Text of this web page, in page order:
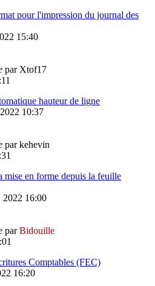
pour l'impression du journal des
15:40
par Xtof17
hauteur de ligne
10:37
parkehevin
mise en forme depuis la feuille
2022 16:00
parBidouille
Comptables (FEC)
16:20